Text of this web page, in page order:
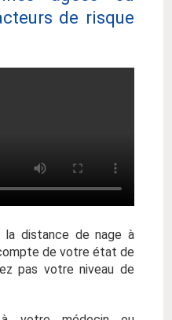
de risque
la distance de nage à
de votre état de
pas votre niveau de